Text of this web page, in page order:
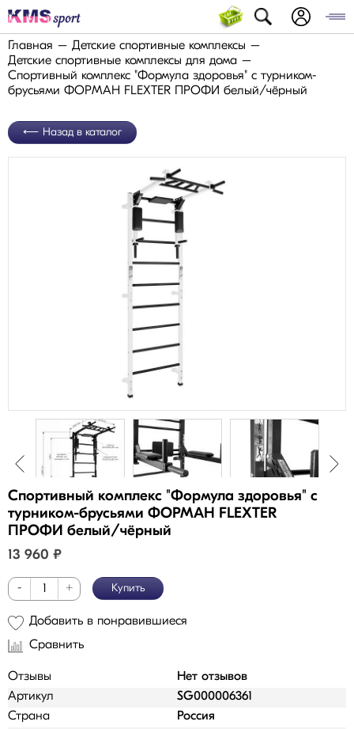
Главная
Детские спортивные комплексы
Детские спортивные комплексы для дома
Спортивный комплекс "Формула здоровья" с турником-
брусьями ФОРМАН FLEXTER ПРОФИ белый/чёрный
Назад в каталог
Спортивный комплекс "Формула здоровья" с
турником-брусьями ФОРМАН FLEXTER
ПРОФИ белый/чёрный
13 960 ₽
- + Купить
Добавить в понравившиеся
Сравнить
Отзывы
Нет отзывов
Артикул
SG000006361
Страна
Россия